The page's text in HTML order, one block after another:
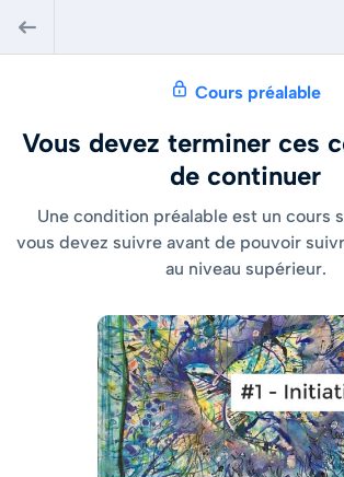
Cours préalable
Vous devez terminer ces
de continuer
Une condition préalable est un cours
vous devez suivre avant de pouvoir
au niveau supérieur.